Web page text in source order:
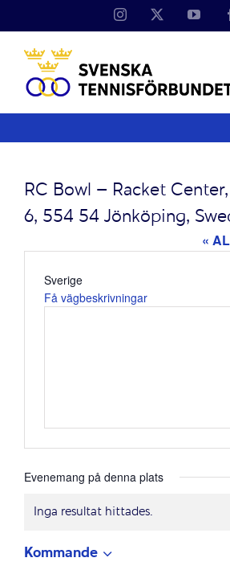
Instagram
RC Bowl – Racket
6, 554 54 Jönköping,
«
Adress
Sverige
Få vägbeskrivningar
Evenemang på denna plats
Notis
Inga resultat hittades.
Kommande